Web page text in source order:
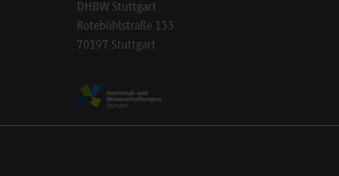
DHBW Stuttgart
Rotebühlstraße 133
70197 Stuttgart